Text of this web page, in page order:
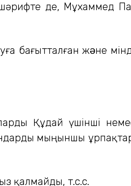
де, Мұхаммед
бағытталған жəне
Құдай үшінші
мыңыншы
қалмайды, т.с.с.